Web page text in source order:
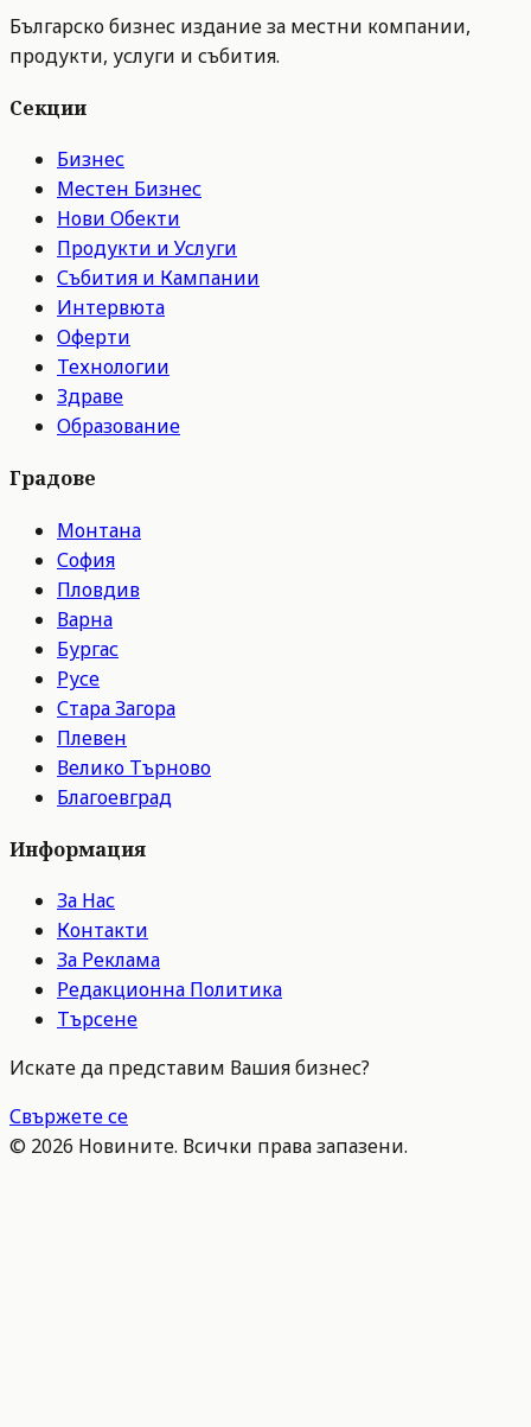
Българско бизнес издание за местни компании,
продукти, услуги и събития.
Секции
Бизнес
Местен Бизнес
Нови Обекти
Продукти и Услуги
Събития и Кампании
Интервюта
Оферти
Технологии
Здраве
Образование
Градове
Монтана
София
Пловдив
Варна
Бургас
Русе
Стара Загора
Плевен
Велико Търново
Благоевград
Информация
За Нас
Контакти
За Реклама
Редакционна Политика
Търсене
Искате да представим Вашия бизнес?
Свържете се
© 2026 Новините. Всички права запазени.